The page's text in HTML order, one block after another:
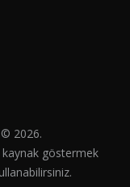
2026.
göstermek